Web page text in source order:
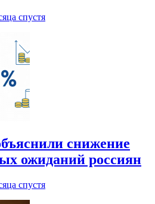
спустя
снижение
ожиданий россиян
спустя